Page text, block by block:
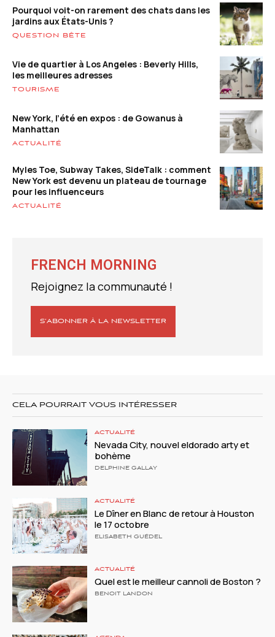
Pourquoi voit-on rarement des chats dans les
jardins aux États-Unis ?
QUESTION BÊTE
Vie de quartier à Los Angeles : Beverly Hills,
les meilleures adresses
TOURISME
New York, l’été en expos : de Gowanus à
Manhattan
ACTUALITÉ
Myles Toe, Subway Takes, SideTalk : comment
New York est devenu un plateau de tournage
pour les influenceurs
ACTUALITÉ
FRENCH MORNING
Rejoignez la communauté !
S’ABONNER À LA NEWSLETTER
CELA POURRAIT VOUS INTÉRESSER
ACTUALITÉ
Nevada City, nouvel eldorado arty et
bohème
DELPHINE GALLAY
ACTUALITÉ
Le Dîner en Blanc de retour à Houston
le 17 octobre
ELISABETH GUÉDEL
ACTUALITÉ
Quel est le meilleur cannoli de Boston ?
BENOIT LANDON